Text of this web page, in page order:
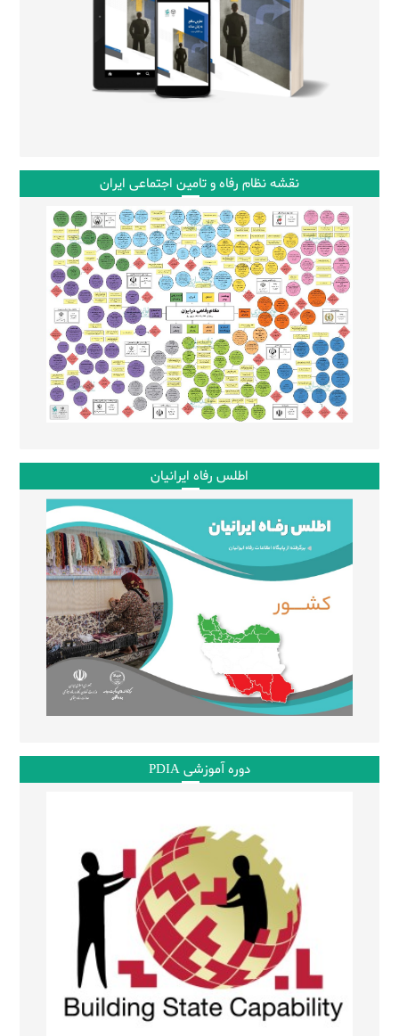
نقشه نظام رفاه و تامین اجتماعی ایران
اطلس رفاه ایرانیان
دوره آموزشی PDIA